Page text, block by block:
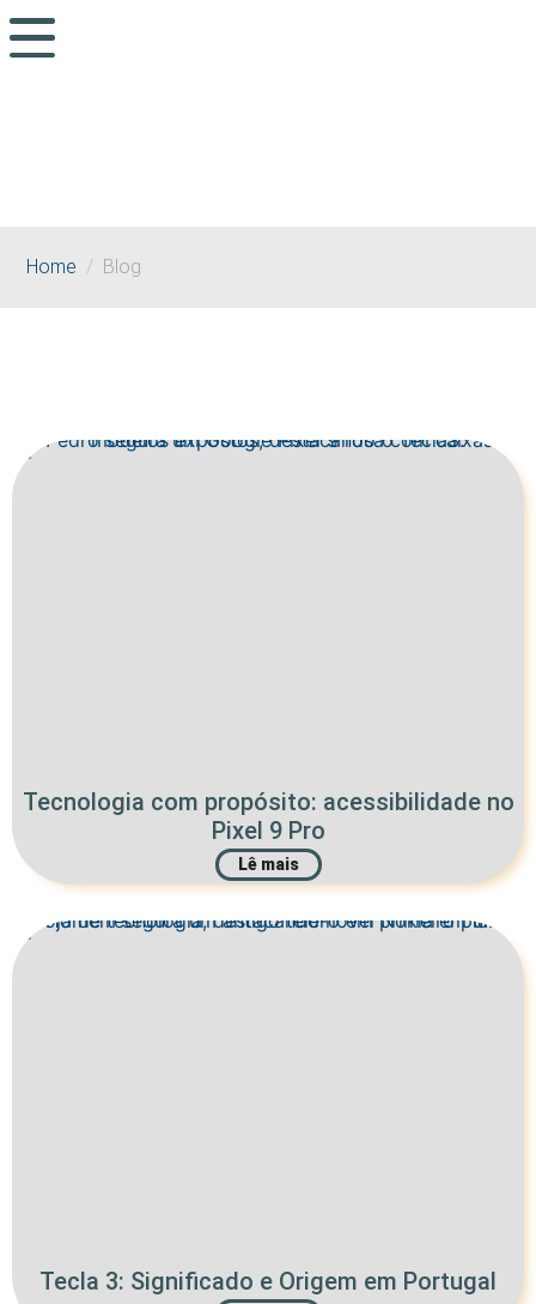
Home Blog
Tecnologia com propósito: acessibilidade no
Pixel 9 Pro
Lê mais
Tecla 3: Significado e Origem em Portugal